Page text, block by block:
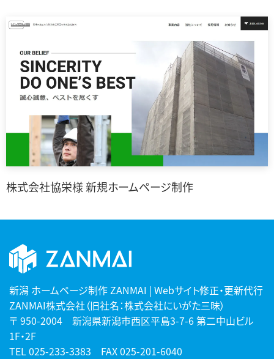
株式会社協栄様 新規ホームページ制作
新潟 ホームページ制作 ZANMAI | Webサイト修正・更新代行
ZANMAI株式会社（旧社名：株式会社にいがた三昧）
〒 950-2004 新潟県新潟市西区平島3-7-6 第二中山ビル
1F・2F
TEL025-233-3383 FAX 025-201-6040